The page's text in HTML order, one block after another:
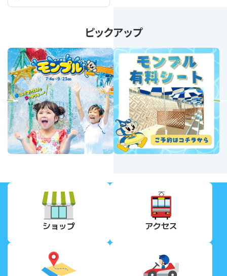
ピックアップ
Next
ショップ アクセス